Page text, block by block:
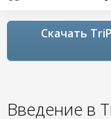
Скачать
Введение в